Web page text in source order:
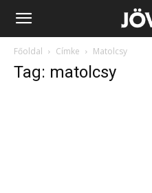
Jövő
Főoldal Címke Matolcsy
Tag: matolcsy